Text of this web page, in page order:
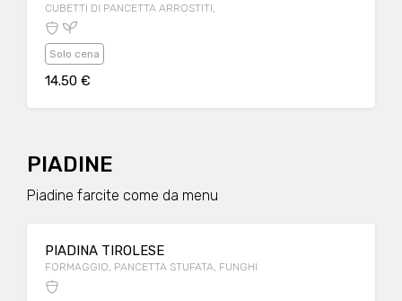
CUBETTI DI PANCETTA ARROSTITI,
Solo cena
14.50 €
PIADINE
Piadine farcite come da menu
PIADINA TIROLESE
FORMAGGIO, PANCETTA STUFATA, FUNGHI